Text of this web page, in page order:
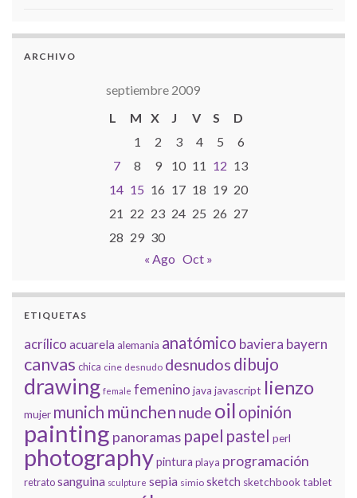
ARCHIVO
septiembre 2009
L
M X J V S
D
1
2 3 4 5
6
7
8 9 10 11 12 13
14 15 16 17 18 19 20
21 22 23 24 25 26 27
28 29 30
« Ago Oct »
ETIQUETAS
acrílico acuarela alemania anatómico baviera bayern
canvas chica cine desnudo desnudos dibujo
drawing female femenino java javascript lienzo
mujer munich münchen nude oil opinión
painting panoramas papel pastel perl
photographypintura playa programación
retratosanguina sculpture sepia simio sketch sketchbooktablet